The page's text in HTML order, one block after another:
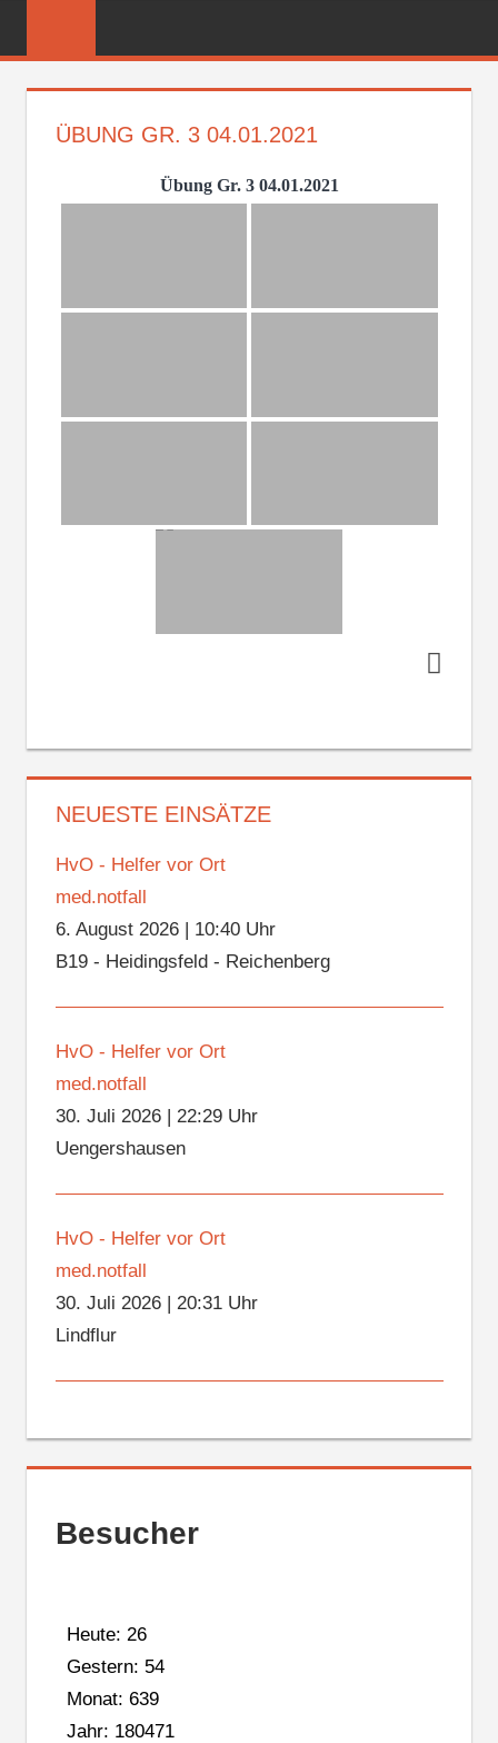
FEUERWEHR
ÜBUNG GR. 3 04.01.2021
Übung Gr. 3 04.01.2021
NEUESTE EINSÄTZE
HvO - Helfer vor Ort
med.notfall
6. August 2026| 10:40 Uhr
B19 - Heidingsfeld - Reichenberg
HvO - Helfer vor Ort
med.notfall
30. Juli 2026| 22:29 Uhr
Uengershausen
HvO - Helfer vor Ort
med.notfall
30. Juli 2026| 20:31 Uhr
Lindflur
Besucher
Heute: 26
Gestern: 54
Monat: 639
Jahr: 180471